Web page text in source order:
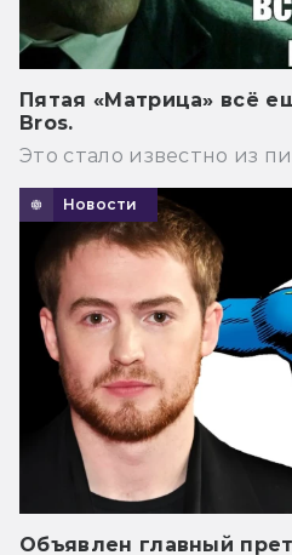
Пятая «Матрица» всё
Bros.
Это стало известно из
Новости
Объявлен главный